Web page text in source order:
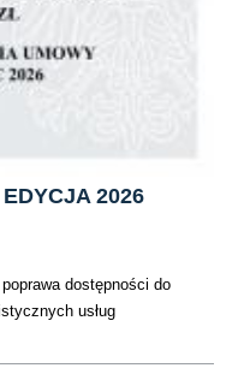
2026
dostępności do
usług